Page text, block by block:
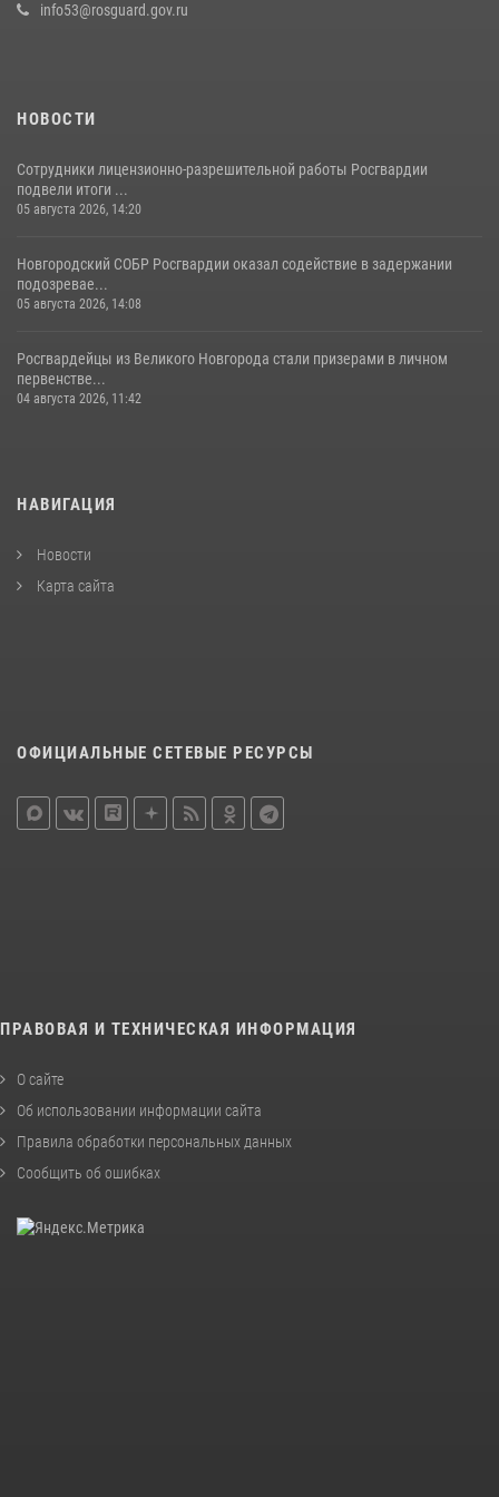
info53@rosguard.gov.ru
НОВОСТИ
Сотрудники лицензионно-разрешительной работы Росгвардии
подвели итоги ...
05 августа 2026, 14:20
Новгородский СОБР Росгвардии оказал содействие в задержании
подозревае...
05 августа 2026, 14:08
Росгвардейцы из Великого Новгорода стали призерами в личном
первенстве...
04 августа 2026, 11:42
НАВИГАЦИЯ
Новости
Карта сайта
ОФИЦИАЛЬНЫЕ СЕТЕВЫЕ РЕСУРСЫ
ПРАВОВАЯ И ТЕХНИЧЕСКАЯ ИНФОРМАЦИЯ
О сайте
Об использовании информации сайта
Правила обработки персональных данных
Сообщить об ошибках